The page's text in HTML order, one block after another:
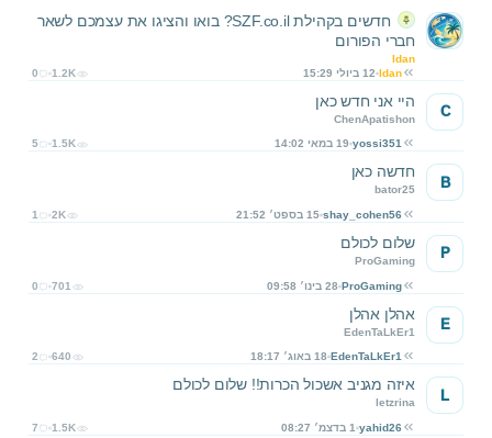
חדשים בקהילת SZF.co.il? בואו והציגו את עצמכם לשאר
חברי הפורום
Idan
Idan 12 ביולי 15:29 0 1.2K
היי אני חדש כאן
ChenApatishon
yossi351 19 במאי 14:02 5 1.5K
C
חדשה כאן
bator25
shay_cohen56 15 בספט׳ 21:52 1 2K
B
שלום לכולם
ProGaming
ProGaming 28 בינו׳ 09:58 0 701
P
אהלן אהלן
EdenTaLkEr1
EdenTaLkEr1 18 באוג׳ 18:17 2 640
E
איזה מגניב אשכול הכרות!! שלום לכולם
letzrina
yahid26 1 בדצמ׳ 08:27 7 1.5K
L